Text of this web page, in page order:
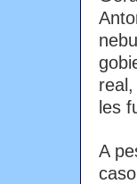
les
A